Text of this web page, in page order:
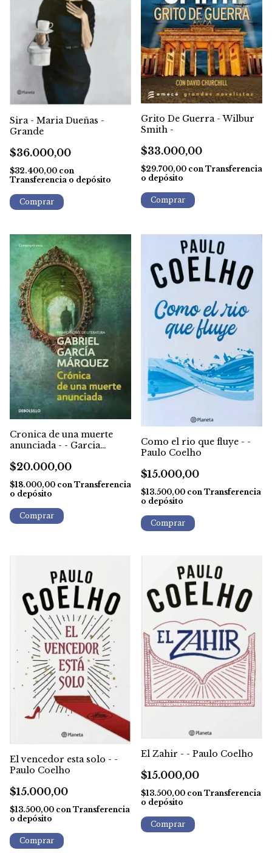
Sira - Maria Dueñas -
Grande
$36.000,00
$32.400,00 con
Transferencia o depósito
Grito De Guerra - Wilbur
Smith -
$33.000,00
$29.700,00 con Transferencia
o depósito
Cronica de una muerte
anunciada - - Garcia
$20.000,00
$18.000,00 con Transferencia
o depósito
Como el rio que fluye - -
Paulo Coelho
$15.000,00
$13.500,00 con Transferencia
o depósito
El vencedor esta solo - -
Paulo Coelho
$15.000,00
$13.500,00 con Transferencia
o depósito
El Zahir - - Paulo Coelho
$15.000,00
$13.500,00 con Transferencia
o depósito